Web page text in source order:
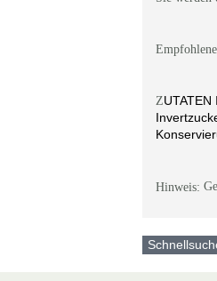
ZUTATEN
Hinweis: